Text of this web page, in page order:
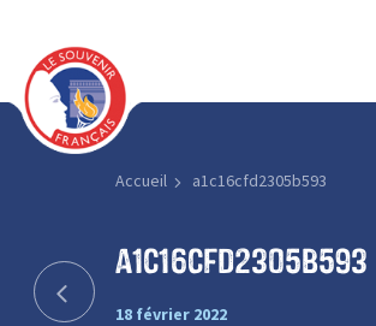
Accueil a1c16cfd2305b593
a1c16cfd2305b593
18 février 2022